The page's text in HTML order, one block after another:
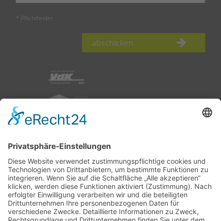
* Pflichtfelder
abschicken